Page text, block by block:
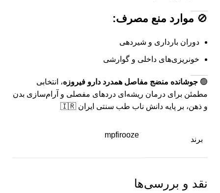
🚫 موارد منع مصرف:
دوران بارداری و شیردهی
خونریزی‌های داخلی و گوارشی
🟢 جوشانده منضج مفاصل همدرد دارو فیروزه، انتخابی
مطمئن برای درمان ریشه‌ای دردهای مفصلی و آرام‌سازی بدن
و ذهن، بر پایه دانش ناب طب سنتی ایران 🇮🇷
برند
mpfirooze
نقد و بررسی‌ها